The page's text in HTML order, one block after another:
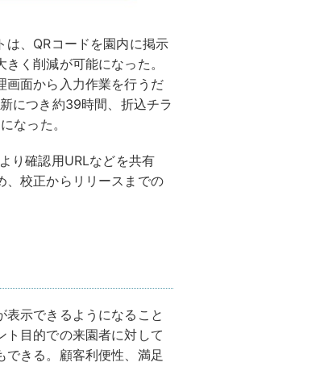
、QRコードを園内に掲示
く削減が可能になった。
画面から入力作業を行うだ
につき約39時間、折込チラ
なった。
り確認用URLなどを共有
、校正からリリースまでの
表示できるようになること
ト目的での来園者に対して
できる。顧客利便性、満足